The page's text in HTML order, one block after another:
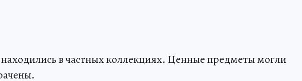
в частных коллекциях. Ценные предметы могли